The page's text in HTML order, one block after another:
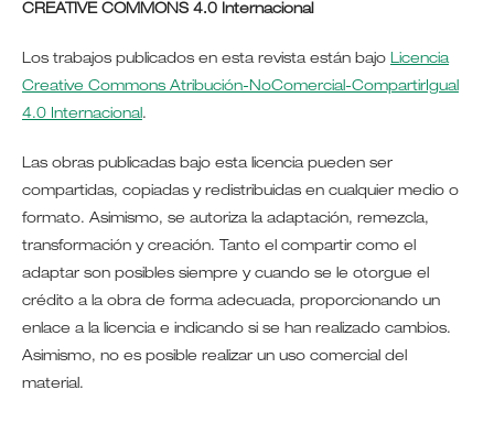
CREATIVE COMMONS 4.0 Internacional
Los trabajos publicados en esta revista están bajo Licencia
Creative Commons Atribución-NoComercial-CompartirIgual
4.0 Internacional.
Las obras publicadas bajo esta licencia pueden ser
compartidas, copiadas y redistribuidas en cualquier medio o
formato. Asimismo, se autoriza la adaptación, remezcla,
transformación y creación. Tanto el compartir como el
adaptar son posibles siempre y cuando se le otorgue el
crédito a la obra de forma adecuada, proporcionando un
enlace a la licencia e indicando si se han realizado cambios.
Asimismo, no es posible realizar un uso comercial del
material.